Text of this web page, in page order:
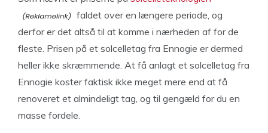
faldet over en længere periode, og
derfor er det altså til at komme i nærheden af for de
fleste. Prisen på et solcelletag fra Ennogie er dermed
heller ikke skræmmende. At få anlagt et solcelletag fra
Ennogie koster faktisk ikke meget mere end at få
renoveret et almindeligt tag, og til gengæld for du en
masse fordele.